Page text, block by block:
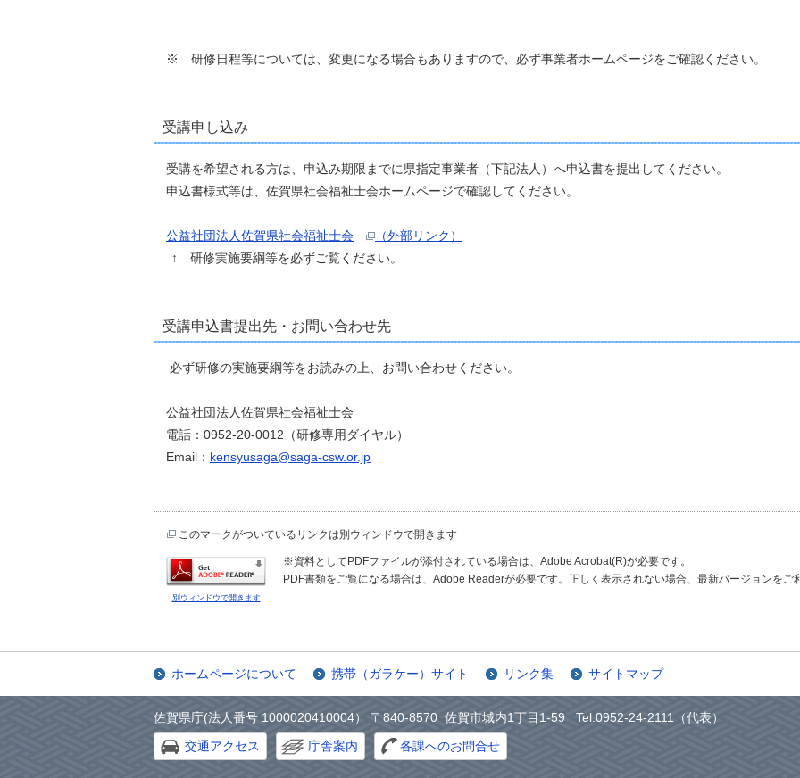
※ 研修日程等については、変更になる場合もありますので、必ず事業者ホームページをご確認ください。
受講申し込み
受講を希望される方は、申込み期限までに県指定事業者（下記法人）へ申込書を提出してください。
申込書様式等は、佐賀県社会福祉士会ホームページで確認してください。
公益社団法人佐賀県社会福祉士会
（外部リンク）
↑ 研修実施要綱等を必ずご覧ください。
受講申込書提出先・お問い合わせ先
必ず研修の実施要綱等をお読みの上、お問い合わせください。
公益社団法人佐賀県社会福祉士会
電話：0952-20-0012（研修専用ダイヤル）
Email： kensyusaga@saga-csw.or.jp
このマークがついているリンクは別ウィンドウで開きます
別ウィンドウで開きます
※資料としてPDFファイルが添付されている場合は、Adobe Acrobat(R)が必要です。
PDF書類をご覧になる場合は、Adobe Readerが必要です。正しく表示されない場合、最新バージョンをご
ホームページについて 携帯（ガラケー）サイト リンク集 サイトマップ
佐賀県庁(法人番号 1000020410004） 〒840-8570 佐賀市城内1丁目1-59 Tel:0952-24-2111（代表）
交通アクセス
庁舎案内 各課へのお問合せ